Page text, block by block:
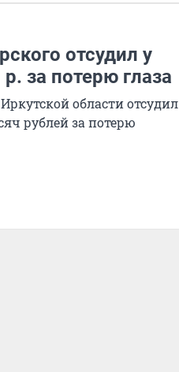
отсудил у
за потерю глаза
области отсудил
рублей за потерю